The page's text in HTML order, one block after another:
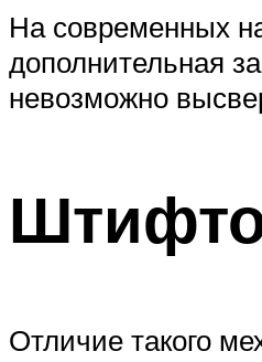
На современных
дополнительная
невозможно
Отличие такого